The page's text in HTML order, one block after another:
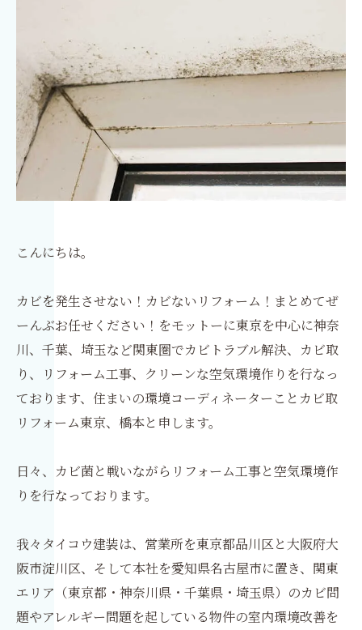
こんにちは。
カビを発生させない！カビないリフォーム！まとめてぜ
ーんぶお任せください！をモットーに東京を中心に神奈
川、千葉、埼玉など関東圏でカビトラブル解決、カビ取
り、リフォーム工事、クリーンな空気環境作りを行なっ
ております、住まいの環境コーディネーターことカビ取
リフォーム東京、橋本と申します。
日々、カビ菌と戦いながらリフォーム工事と空気環境作
りを行なっております。
我々タイコウ建装は、営業所を東京都品川区と大阪府大
阪市淀川区、そして本社を愛知県名古屋市に置き、関東
エリア（東京都・神奈川県・千葉県・埼玉県）のカビ問
題やアレルギー問題を起している物件の室内環境改善を